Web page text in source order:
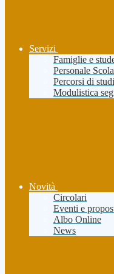
Servizi
Famiglie e
Personale
Percorsi di
Modulistica
Novità
Circolari
Eventi e
Albo Online
News